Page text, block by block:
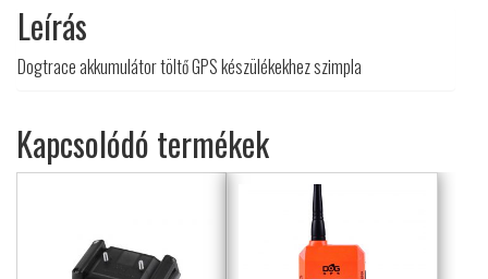
Leírás
Dogtrace akkumulátor töltő GPS készülékekhez szimpla
Kapcsolódó termékek